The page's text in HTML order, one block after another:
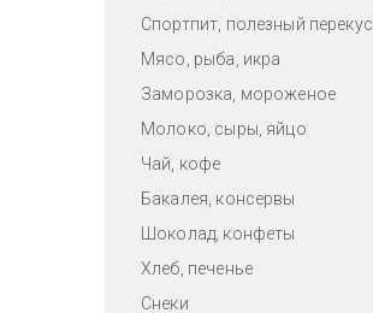
Спортпит, полезный перекус
Мясо, рыба, икра
Заморозка, мороженое
Молоко, сыры, яйцо
Чай, кофе
Бакалея, консервы
Шоколад, конфеты
Хлеб, печенье
Снеки